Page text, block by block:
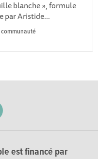
blanche », formule
par Aristide...
est financé par